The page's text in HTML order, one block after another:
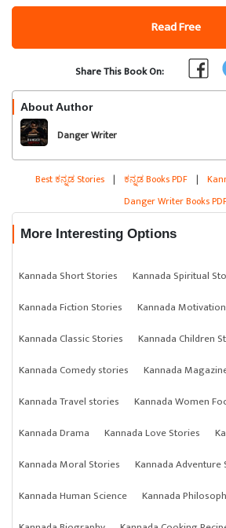
Read Free
Share This Book On:
About Author
Danger Writer
Best ಕನ್ನಡ Stories | ಕನ್ನಡ Books PDF |
Danger Writer Books
More Interesting Options
Kannada Short Stories
Kannada Spiritual
Kannada Fiction Stories
Kannada
Kannada Classic Stories
Kannada Children
Kannada Comedy stories
Kannada
Kannada Travel stories
Kannada Women
Kannada Drama
Kannada Love Stories
Kannada Moral Stories
Kannada Adventure
Kannada Human Science
Kannada